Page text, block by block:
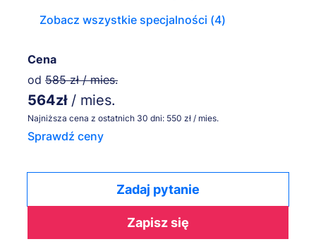
Zobacz wszystkie specjalności (4)
Cena
od 585 zł / mies.
564zł / mies.
Najniższa cena z ostatnich 30 dni: 550 zł / mies.
Sprawdź ceny
Zadaj pytanie
Zapisz się